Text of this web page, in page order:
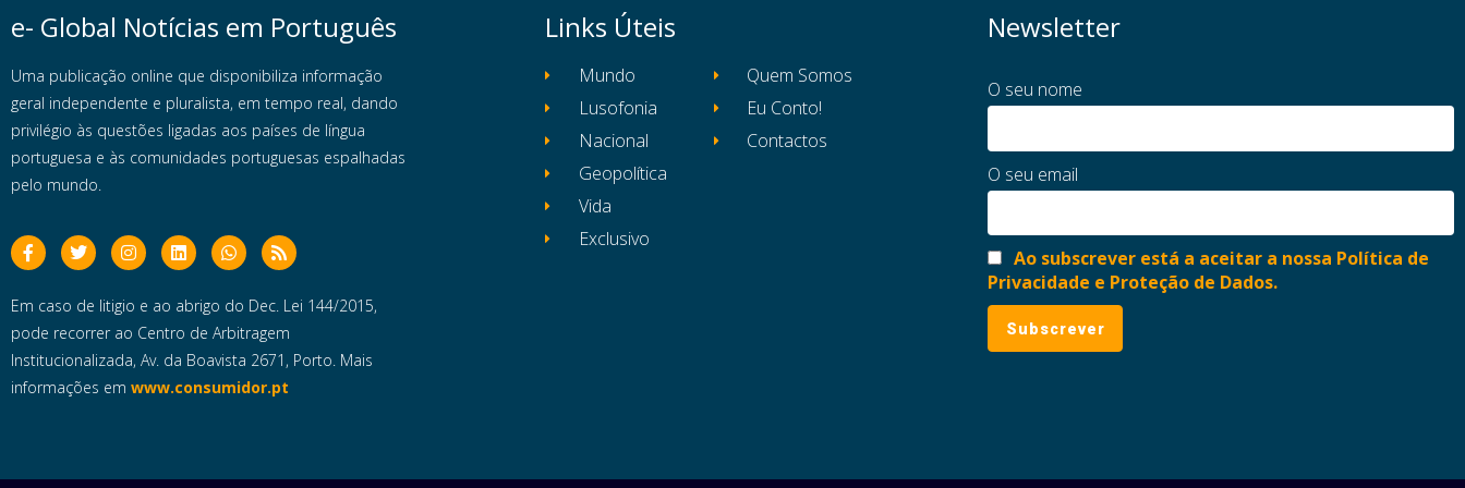
e- Global Notícias em Português
Uma publicação online que disponibiliza informação
geral independente e pluralista, em tempo real, dando
privilégio às questões ligadas aos países de língua
portuguesa e às comunidades portuguesas espalhadas
pelo mundo.
Em caso de litigio e ao abrigo do Dec. Lei 144/2015,
pode recorrer ao Centro de Arbitragem
Institucionalizada, Av. da Boavista 2671, Porto. Mais
informações em www.consumidor.pt
Links Úteis
Mundo
Lusofonia
Nacional
Geopolítica
Vida
Exclusivo
Quem Somos
Eu Conto!
Contactos
Newsletter
O seu nome
O seu email
Ao subscrever está a aceitar a nossa Política de
Privacidade e Proteção de Dados.